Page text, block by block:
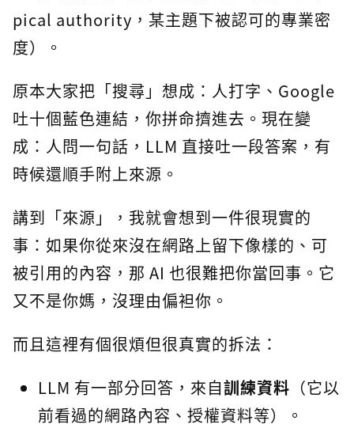
pical authority，某主題下被認可的專業密
度）。
原本大家把「搜尋」想成：人打字、Google
吐十個藍色連結，你拼命擠進去。現在變
成：人問一句話，LLM 直接吐一段答案，有
時候還順手附上來源。
講到「來源」，我就會想到一件很現實的
事：如果你從來沒在網路上留下像樣的、可
被引用的內容，那 AI 也很難把你當回事。它
又不是你媽，沒理由偏袒你。
而且這裡有個很煩但很真實的拆法：
LLM 有一部分回答，來自訓練資料 （它以
前看過的網路內容、授權資料等）。